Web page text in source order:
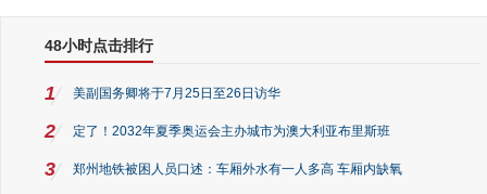
48小时点击排行
1 美副国务卿将于7月25日至26日访华
2 定了！2032年夏季奥运会主办城市为澳大利亚布里斯班
3 郑州地铁被困人员口述：车厢外水有一人多高 车厢内缺氧